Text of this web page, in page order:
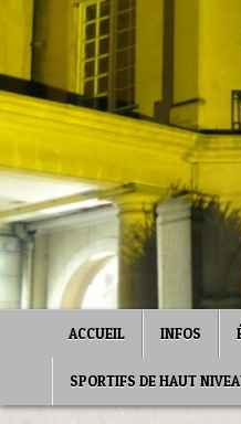
ACCUEIL INFOS
SPORTIFS DE HAUT